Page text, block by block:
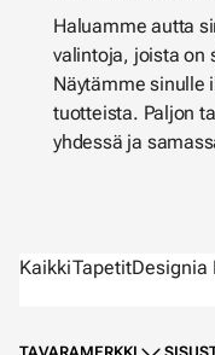
Haluamme autta
valintoja, joista on
Näytämme sinulle
tuotteista. Paljon
yhdessä ja
KaikkiTapetitDesignia